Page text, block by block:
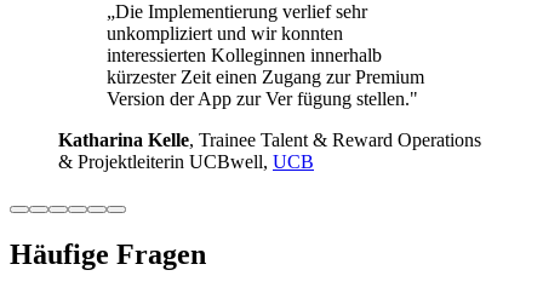
„Die Implementierung verlief sehr
unkompliziert und wir konnten
interessierten Kolleginnen innerhalb
kürzester Zeit einen Zugang zur Premium
Version der App zur Ver fügung stellen."
Katha­rina Kelle, Trainee Talent & Reward Ope­ra­ti­ons
& Pro­jekt­lei­te­rin UCB­well, UCB
Häufige Fragen